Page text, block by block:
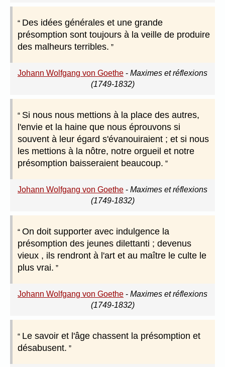
Des idées générales et une grande
présomption sont toujours à la veille de produire
des malheurs terribles.
Johann Wolfgang von Goethe - Maximes et réflexions
(1749-1832)
Si nous nous mettions à la place des autres,
l'envie et la haine que nous éprouvons si
souvent à leur égard s'évanouiraient ; et si nous
les mettions à la nôtre, notre orgueil et notre
présomption baisseraient beaucoup.
Johann Wolfgang von Goethe - Maximes et réflexions
(1749-1832)
On doit supporter avec indulgence la
présomption des jeunes dilettanti ; devenus
vieux , ils rendront à l'art et au maître le culte le
plus vrai.
Johann Wolfgang von Goethe - Maximes et réflexions
(1749-1832)
Le savoir et l'âge chassent la présomption et
désabusent.